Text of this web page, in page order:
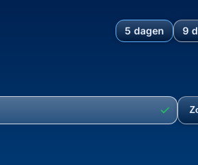
5 dagen 9
Blokzijl,
✓